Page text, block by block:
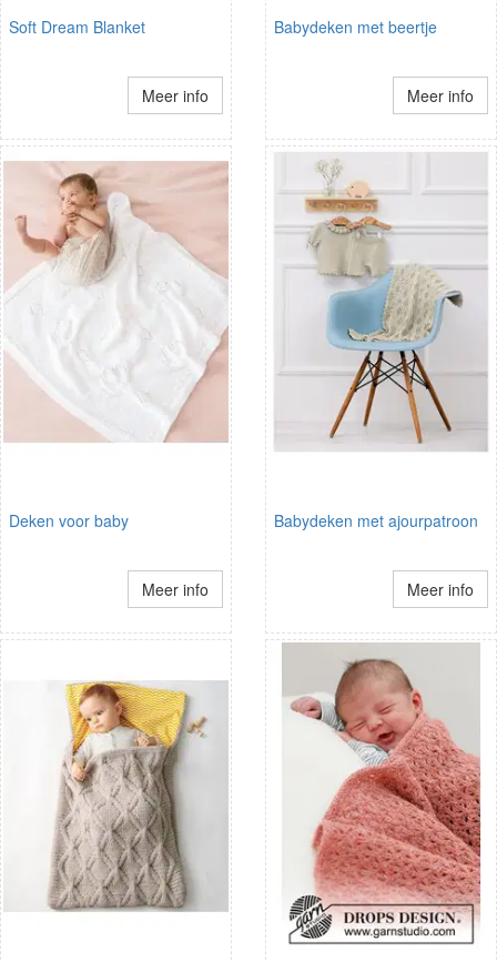
Soft Dream Blanket
Meer info
Babydeken met beertje
Meer info
Deken voor baby
Meer info
Babydeken met ajourpatroon
Meer info